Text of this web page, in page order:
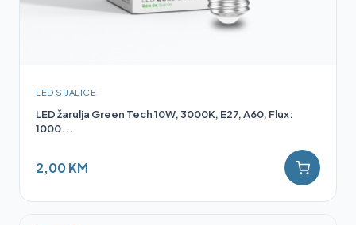
LED SIJALICE
LED žarulja Green Tech 10W, 3000K, E27, A60, Flux:
1000...
2,00 KM